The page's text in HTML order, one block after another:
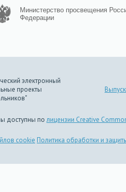
Министерство просвещения
Федерации
электронный
проекты
доступны по лицензии Creative
cookie Политика обработки и